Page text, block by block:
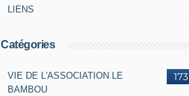
LIENS
Catégories
173
VIE DE L'ASSOCIATION LE
BAMBOU